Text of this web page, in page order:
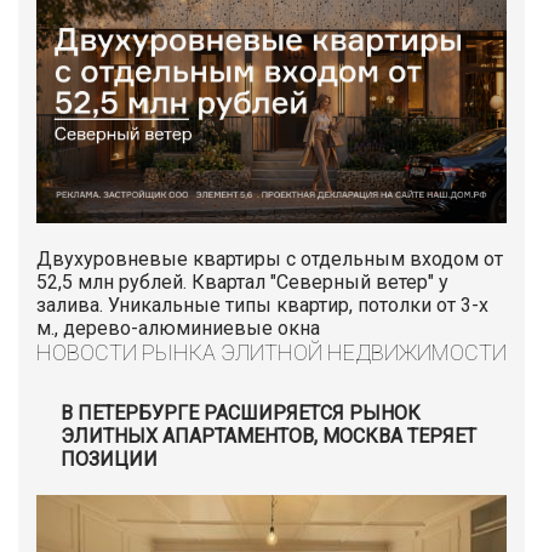
Двухуровневые квартиры с отдельным входом от
52,5 млн рублей. Квартал "Северный ветер" у
залива. Уникальные типы квартир, потолки от 3-х
м., дерево-алюминиевые окна
НОВОСТИ РЫНКА ЭЛИТНОЙ НЕДВИЖИМОСТИ
В ПЕТЕРБУРГЕ РАСШИРЯЕТСЯ РЫНОК
ЭЛИТНЫХ АПАРТАМЕНТОВ, МОСКВА ТЕРЯЕТ
ПОЗИЦИИ